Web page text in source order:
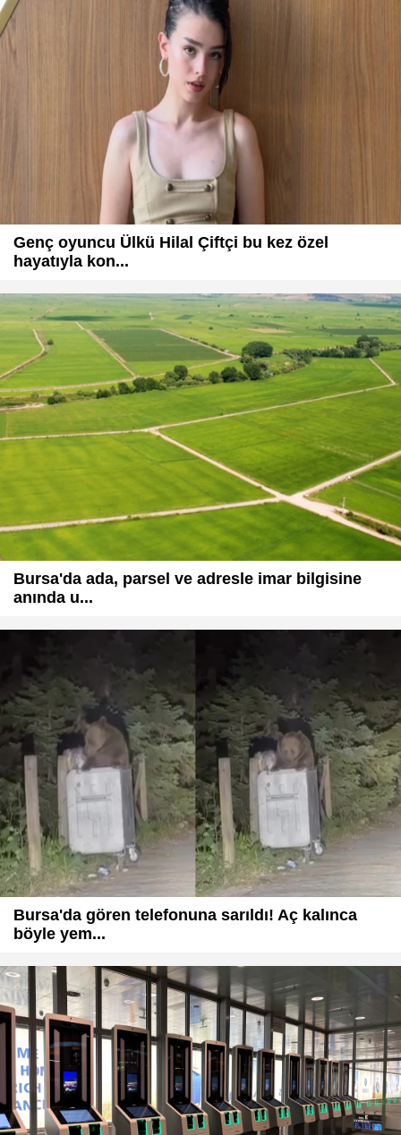
Genç oyuncu Ülkü Hilal Çiftçi bu kez özel
hayatıyla kon...
Bursa'da ada, parsel ve adresle imar bilgisine
anında u...
Bursa'da gören telefonuna sarıldı! Aç kalınca
böyle yem...